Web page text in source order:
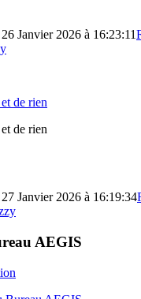
26 Janvier 2026 à 16:23:11
de rien
de rien
27 Janvier 2026 à 16:19:34
AEGIS